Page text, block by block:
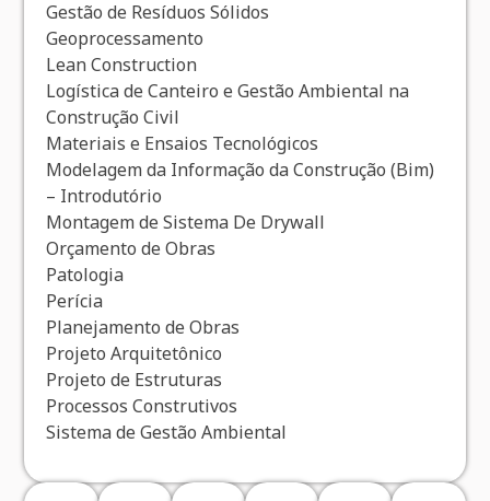
Gestão de Resíduos Sólidos
Geoprocessamento
Lean Construction
Logística de Canteiro e Gestão Ambiental na
Construção Civil
Materiais e Ensaios Tecnológicos
Modelagem da Informação da Construção (Bim)
– Introdutório
Montagem de Sistema De Drywall
Orçamento de Obras
Patologia
Perícia
Planejamento de Obras
Projeto Arquitetônico
Projeto de Estruturas
Processos Construtivos
Sistema de Gestão Ambiental